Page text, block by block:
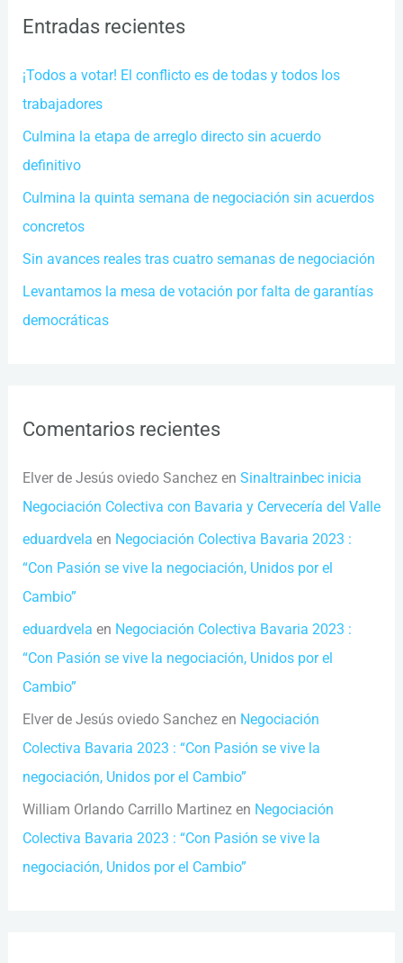
a
r
:
Entradas recientes
¡Todos a votar! El conflicto es de todas y todos los
trabajadores
Culmina la etapa de arreglo directo sin acuerdo
definitivo
Culmina la quinta semana de negociación sin acuerdos
concretos
Sin avances reales tras cuatro semanas de negociación
Levantamos la mesa de votación por falta de garantías
democráticas
Comentarios recientes
Elver de Jesús oviedo Sanchezen Sinaltrainbec inicia
Negociación Colectiva con Bavaria y Cervecería del Valle
eduardvela en Negociación Colectiva Bavaria 2023 :
“Con Pasión se vive la negociación, Unidos por el
Cambio”
eduardvela en Negociación Colectiva Bavaria 2023 :
“Con Pasión se vive la negociación, Unidos por el
Cambio”
Elver de Jesús oviedo Sanchezen Negociación
Colectiva Bavaria 2023 : “Con Pasión se vive la
negociación, Unidos por el Cambio”
William Orlando Carrillo Martinezen Negociación
Colectiva Bavaria 2023 : “Con Pasión se vive la
negociación, Unidos por el Cambio”